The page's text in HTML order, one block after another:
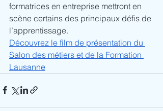
formatrices en entreprise mettront en
scène certains des principaux défis de
l’apprentissage.
Découvrez le film de présentation du
Salon des métiers et de la Formation
Lausanne